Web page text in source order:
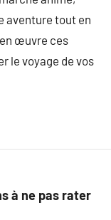
aventure tout en
œuvre ces
le voyage de vos
à ne pas rater